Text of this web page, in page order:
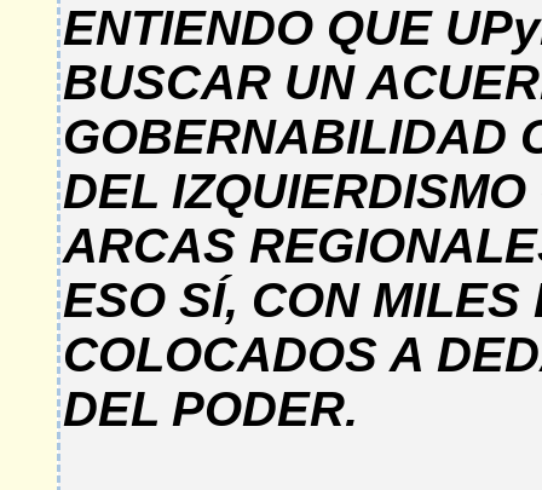
ENTIENDO QUE
BUSCAR UN
GOBERNABILIDAD
DEL
ARCAS
ESO SÍ, CON
COLOCADOS A
DEL PODER.